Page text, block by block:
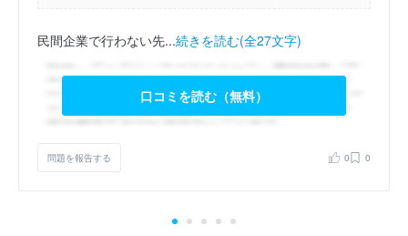
民間企業で行わない先...続きを読む(全27文字)
口コミを読む（無料）
問題を報告する 0 0